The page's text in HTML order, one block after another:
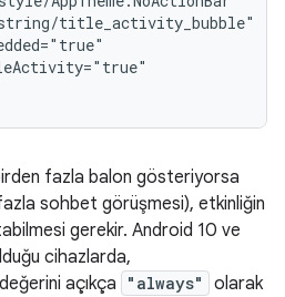
fazla balon gösteriyorsa
sohbet görüşmesi), etkinliğin
gerekir. Android 10 ve
cihazlarda,
değerini açıkça "always"
olarak